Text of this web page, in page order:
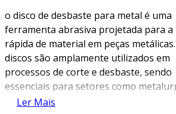
o disco de desbaste para metal é uma
ferramenta abrasiva projetada para a
rápida de material em peças
discos são amplamente utilizados em
processos de corte e desbaste, sendo
essenciais para setores como
construção e reparação de veículos. sua
Ler Mais